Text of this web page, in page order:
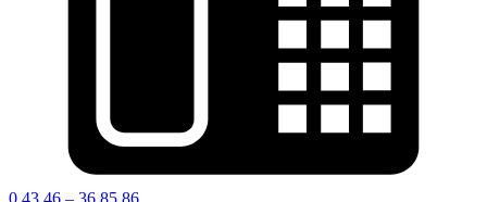
0 43 46 – 36 85 86